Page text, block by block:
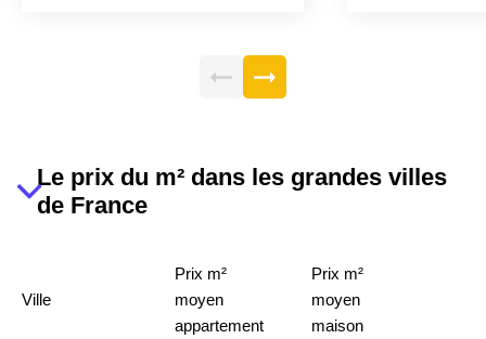
Le prix du m² dans les grandes villes
de France
Ville
Prix m²
moyen
appartement
Prix m²
moyen
maison